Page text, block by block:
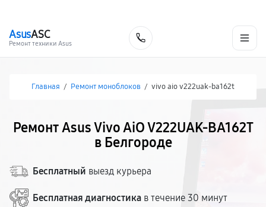
AsusASC
Ремонт техники Asus
Главная / Ремонт моноблоков / vivo aio v222uak-ba162t
Ремонт Asus Vivo AiO V222UAK-BA162T
в Белгороде
Бесплатный выезд курьера
Бесплатная диагностика в течение 30 минут